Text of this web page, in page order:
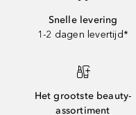
Snelle levering
1-2 dagen levertijd*
Het grootste beauty-
assortiment